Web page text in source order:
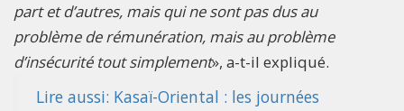
part et d’autres, mais qui ne sont pas dus au
problème de rémunération, mais au problème
d’insécurité tout simplement», a-t-il expliqué.
Lire aussi: Kasaï-Oriental : les journées